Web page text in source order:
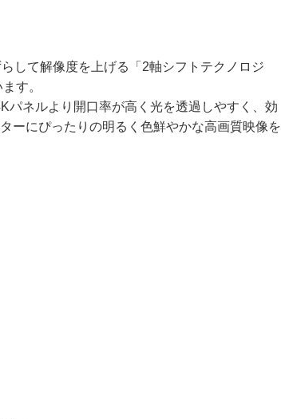
して解像度を上げる「2軸シフトテクノロジ
す。
パネルより開口率が高く光を透過しやすく、効
ーにぴったりの明るく色鮮やかな高画質映像を